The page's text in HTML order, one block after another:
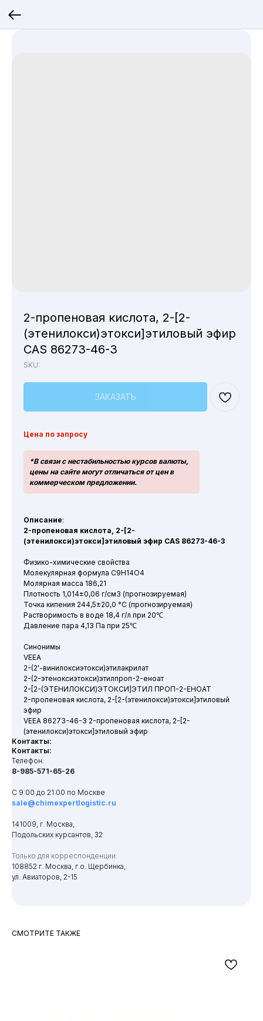
2-пропеновая кислота, 2-[2-
(этенилокси)этокси]этиловый эфир
CAS 86273-46-3
SKU:
ЗАКАЗАТЬ
Цена по запросу
*В связи с нестабильностью курсов валюты,
цены на сайте могут отличаться от цен в
коммерческом предложении.
Описание:
2-пропеновая кислота, 2-[2-
(этенилокси)этокси]этиловый эфир CAS 86273-46-3
Физико-химические свойства
Молекулярная формула C9H14O4
Молярная масса 186,21
Плотность 1,014±0,06 г/см3 (прогнозируемая)
Точка кипения 244,5±20,0 °C (прогнозируемая)
Растворимость в воде 18,4 г/л при 20℃
Давление пара 4,13 Па при 25℃
Синонимы
VEEA
2-(2'-винилоксиэтокси)этилакрилат
2-(2-этеноксиэтокси)этилпроп-2-еноат
2-[2-(ЭТЕНИЛОКСИ)ЭТОКСИ]ЭТИЛ ПРОП-2-ЕНОАТ
2-пропеновая кислота, 2-[2-(этенилокси)этокси]этиловый
эфир
VEEA 86273-46-3 2-пропеновая кислота, 2-[2-
(этенилокси)этокси]этиловый эфир
Контакты:
Контакты:
Телефон:
8-985-571-65-26
С 9:00 до 21:00 по Москве
sale@chimexpertlogistic.ru
141009, г. Москва,
Подольских курсантов, 32
Только для корреспонденции:
108852 г. Москва, г.о. Щербинка,
ул. Авиаторов, 2-15
СМОТРИТЕ ТАКЖЕ